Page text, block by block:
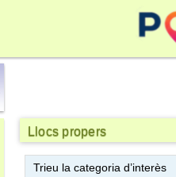
Llocs propers